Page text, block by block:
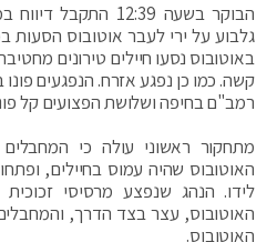
באוטובוס נסעו חיילים טירונים
קשה. כמו כן נפגע אזרח. הנפגעים
רמב"ם בחיפה ושלושת הפצועים קל
מתחקור ראשוני עולה כי
האוטובוס שהיה עמוס בחיילים,
לידו. הנהג שנפצע מרסיסי
האוטובוס, עצר בצד הדרך,
האוטובוס.